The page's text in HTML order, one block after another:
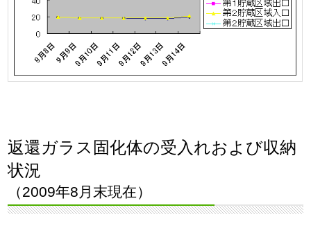
返還ガラス固化体の受入れおよび収納
状況
（2009年8月末現在）